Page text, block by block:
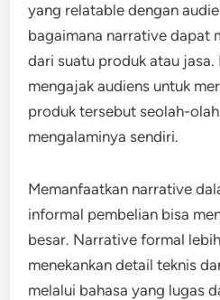
yang relatable dengan
bagaimana narrative dapat
dari suatu produk atau
mengajak audiens untuk
produk tersebut seolah-
mengalaminya sendiri.
Memanfaatkan narrative
informal pembelian bisa
besar. Narrative formal
menekankan detail teknis
melalui bahasa yang lugas